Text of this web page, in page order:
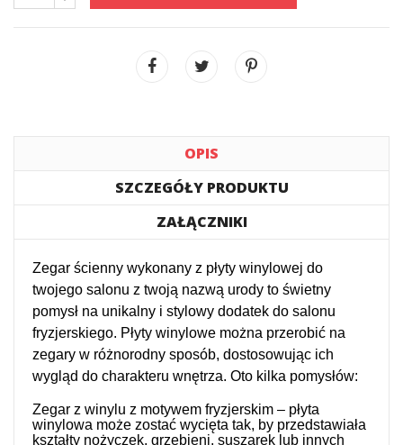
OPIS
SZCZEGÓŁY PRODUKTU
ZAŁĄCZNIKI
Zegar ścienny wykonany z płyty winylowej do
twojego salonu z twoją nazwą urody to świetny
pomysł na unikalny i stylowy dodatek do salonu
fryzjerskiego. Płyty winylowe można przerobić na
zegary w różnorodny sposób, dostosowując ich
wygląd do charakteru wnętrza. Oto kilka pomysłów:
Zegar z winylu z motywem fryzjerskim – płyta
winylowa może zostać wycięta tak, by przedstawiała
kształty nożyczek, grzebieni, suszarek lub innych